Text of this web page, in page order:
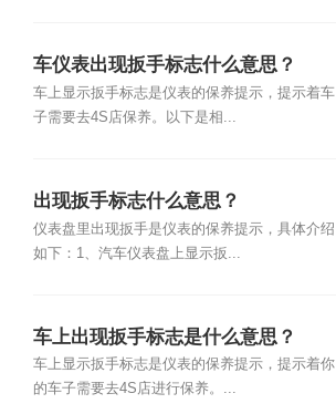
车仪表出现扳手标志什么意思？
车上显示扳手标志是仪表的保养提示，提示着车
子需要去4S店保养。以下是相...
出现扳手标志什么意思？
仪表盘里出现扳手是仪表的保养提示，具体介绍
如下：1、汽车仪表盘上显示扳...
车上出现扳手标志是什么意思？
车上显示扳手标志是仪表的保养提示，提示着你
的车子需要去4S店进行保养。...